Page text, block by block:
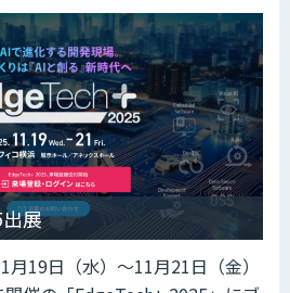
展
19日（水）～11月21日（金）